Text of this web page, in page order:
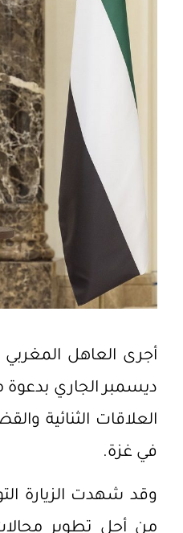
أجرى العاهل
ديسمبر الجاري
العلاقات الثنائية
في غزة.
وقد شهدت الزيارة
من أجل تطوير مجالات